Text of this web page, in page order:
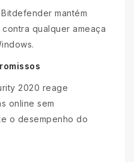
mantém
qualquer ameaça
2020 reage
online sem
o desempenho do